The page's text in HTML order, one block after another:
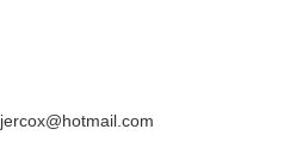
jercox@hotmail.com